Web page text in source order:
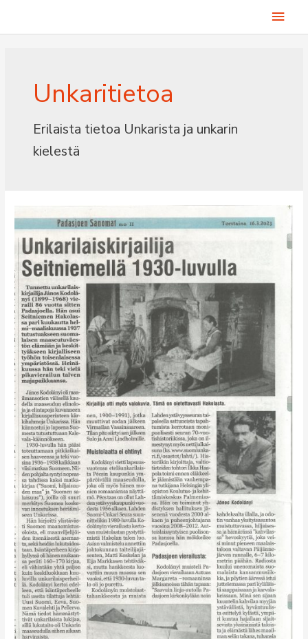
Unkaritietoa
Erilaista tietoa Unkarista ja unkarin
kielestä